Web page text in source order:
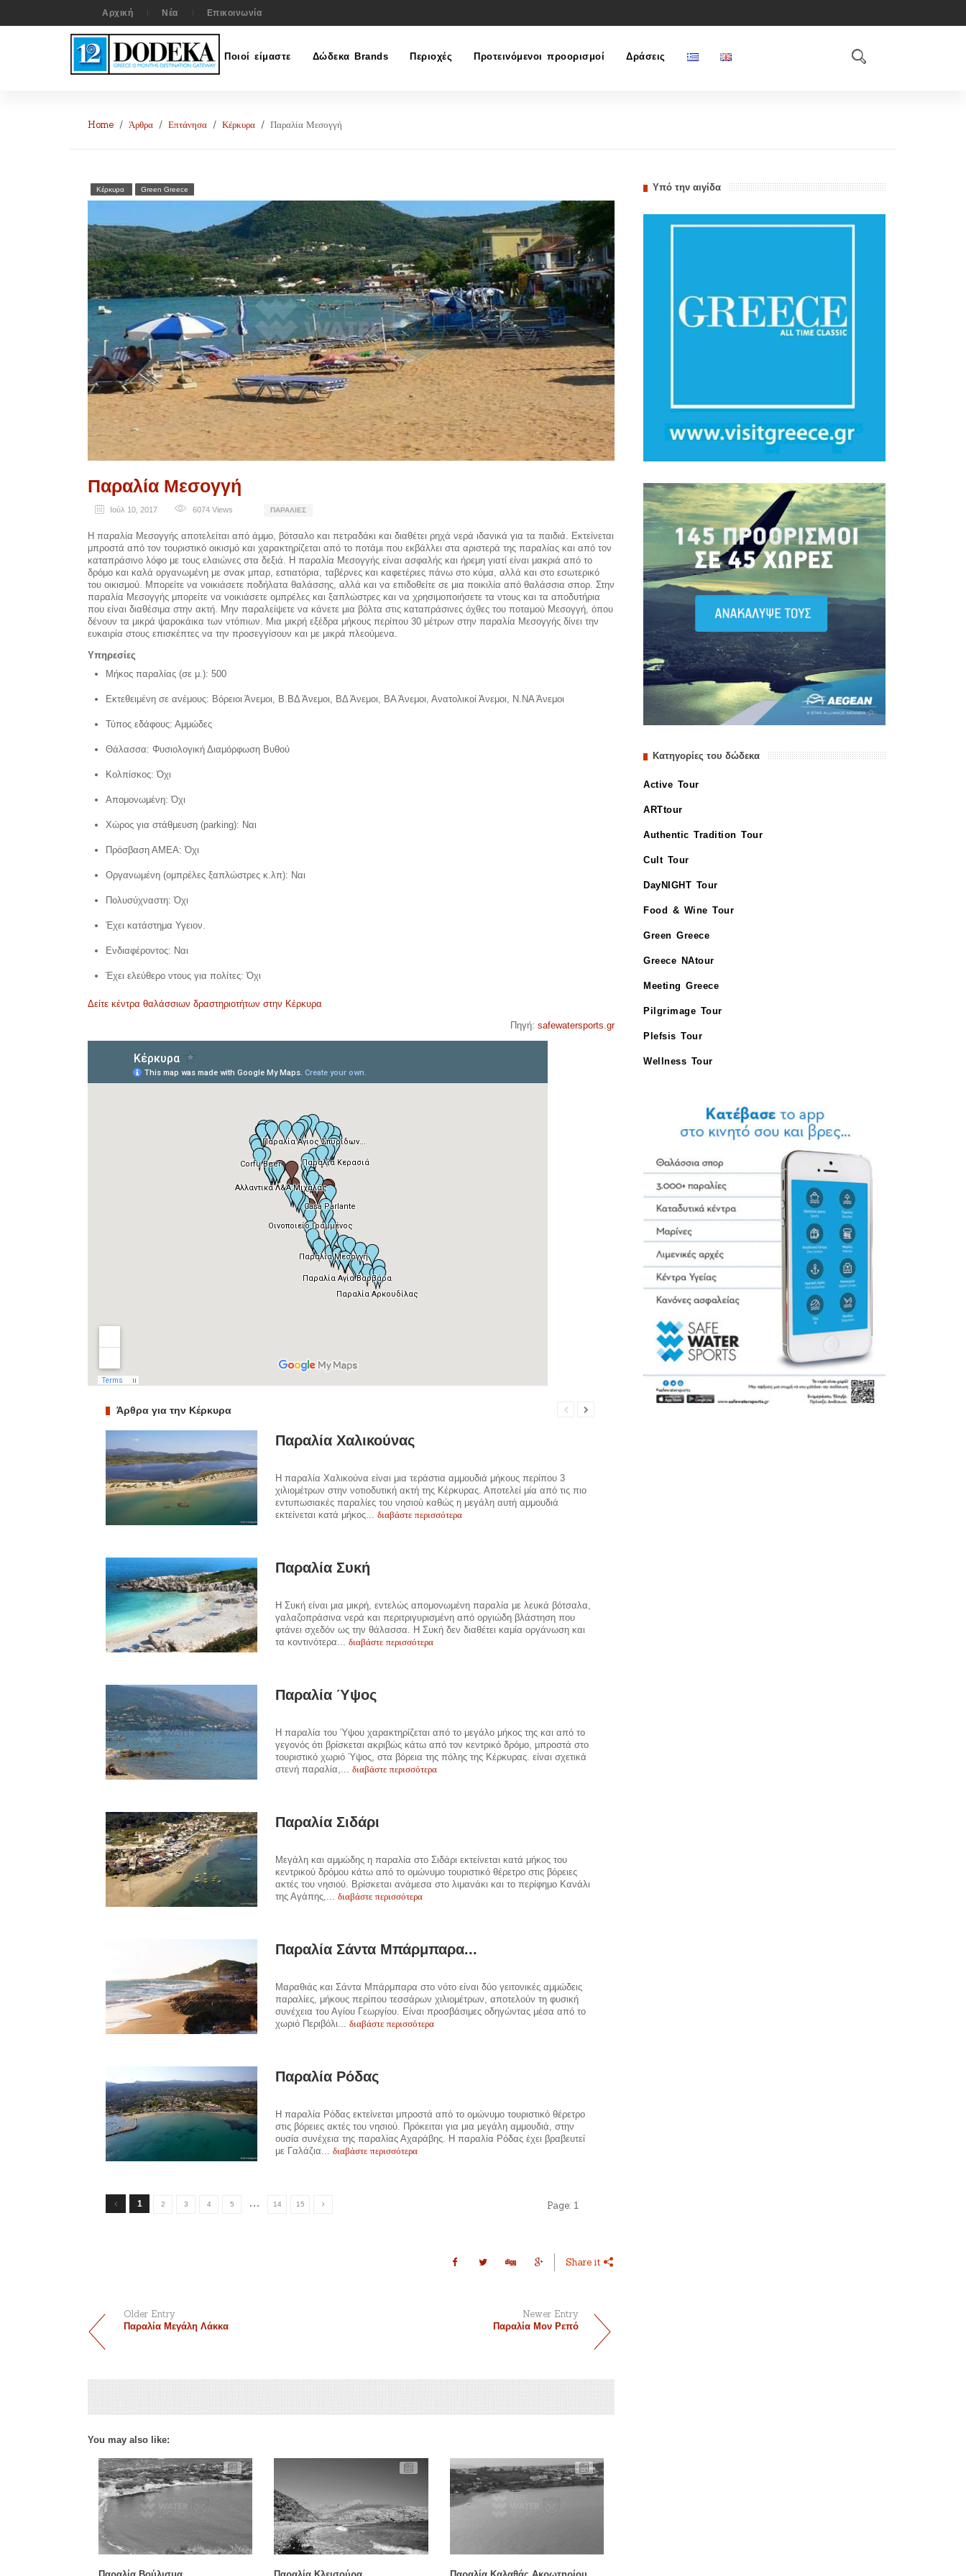
Αρχική Νέα Επικοινωνία
Ποιοί είμαστε Δώδεκα Brands Περιοχές Προτεινόμενοι προορισμοί Δράσεις
Home Άρθρα Επτάνησα Κέρκυρα Παραλία Μεσογγή
Κέρκυρα Green Greece
Παραλία Μεσογγή
Ιούλ 10, 2017 6074 Views ΠΑΡΑΛΊΕΣ
Η παραλία Μεσογγής αποτελείται από άμμο, βότσαλο και πετραδάκι και διαθέτει ρηχά νερά ιδανικά για τα παιδιά. Εκτείνεται
μπροστά από τον τουριστικό οικισμό και χαρακτηρίζεται από το ποτάμι που εκβάλλει στα αριστερά της παραλίας και από τον
καταπράσινο λόφο με τους ελαιώνες στα δεξιά. Η παραλία Μεσογγής είναι ασφαλής και ήρεμη γιατί είναι μακριά από το
δρόμο και καλά οργανωμένη με σνακ μπαρ, εστιατόρια, ταβέρνες και καφετέριες πάνω στο κύμα, αλλά και στο εσωτερικό
του οικισμού. Μπορείτε να νοικιάσετε ποδήλατα θαλάσσης, αλλά και να επιδοθείτε σε μια ποικιλία από θαλάσσια σπορ. Στην
παραλία Μεσογγής μπορείτε να νοικιάσετε ομπρέλες και ξαπλώστρες και να χρησιμοποιήσετε τα ντους και τα αποδυτήρια
που είναι διαθέσιμα στην ακτή. Μην παραλείψετε να κάνετε μια βόλτα στις καταπράσινες όχθες του ποταμού Μεσογγή, όπου
δένουν τα μικρά ψαροκάικα των ντόπιων. Μια μικρή εξέδρα μήκους περίπου 30 μέτρων στην παραλία Μεσογγής δίνει την
ευκαιρία στους επισκέπτες να την προσεγγίσουν και με μικρά πλεούμενα.
Υπηρεσίες
Μήκος παραλίας (σε μ.): 500
Εκτεθειμένη σε ανέμους: Βόρειοι Άνεμοι, Β.ΒΔ Άνεμοι, ΒΔ Άνεμοι, ΒΑ Άνεμοι, Ανατολικοί Άνεμοι, Ν.ΝΑ Άνεμοι
Τύπος εδάφους: Αμμώδες
Θάλασσα: Φυσιολογική Διαμόρφωση Bυθού
Κολπίσκος: Όχι
Απομονωμένη: Όχι
Χώρος για στάθμευση (parking): Ναι
Πρόσβαση ΑΜΕΑ: Όχι
Οργανωμένη (ομπρέλες ξαπλώστρες κ.λπ): Ναι
Πολυσύχναστη: Όχι
Έχει κατάστημα Υγειον.
Ενδιαφέροντος: Ναι
Έχει ελεύθερο ντους για πολίτες: Όχι
Δείτε κέντρα θαλάσσιων δραστηριοτήτων στην Κέρκυρα
Πηγή:safewatersports.gr
Άρθρα για την Κέρκυρα
Παραλία Χαλικούνας
Η παραλία Χαλικούνα είναι μια τεράστια αμμουδιά μήκους περίπου 3
χιλιομέτρων στην νοτιοδυτική ακτή της Κέρκυρας. Αποτελεί μία από τις πιο
εντυπωσιακές παραλίες του νησιού καθώς η μεγάλη αυτή αμμουδιά
εκτείνεται κατά μήκος...διαβάστε περισσότερα
Παραλία Συκή
Η Συκή είναι μια μικρή, εντελώς απομονωμένη παραλία με λευκά βότσαλα,
γαλαζοπράσινα νερά και περιτριγυρισμένη από οργιώδη βλάστηση που
φτάνει σχεδόν ως την θάλασσα. Η Συκή δεν διαθέτει καμία οργάνωση και
τα κοντινότερα...διαβάστε περισσότερα
Παραλία Ύψος
Η παραλία του Ύψου χαρακτηρίζεται από το μεγάλο μήκος της και από το
γεγονός ότι βρίσκεται ακριβώς κάτω από τον κεντρικό δρόμο, μπροστά στο
τουριστικό χωριό Ύψος, στα βόρεια της πόλης της Κέρκυρας. είναι σχετικά
στενή παραλία,...διαβάστε περισσότερα
Παραλία Σιδάρι
Μεγάλη και αμμώδης η παραλία στο Σιδάρι εκτείνεται κατά μήκος του
κεντρικού δρόμου κάτω από το ομώνυμο τουριστικό θέρετρο στις βόρειες
ακτές του νησιού. Βρίσκεται ανάμεσα στο λιμανάκι και το περίφημο Κανάλι
της Αγάπης,...διαβάστε περισσότερα
Παραλία Σάντα Μπάρμπαρα...
Μαραθιάς και Σάντα Μπάρμπαρα στο νότο είναι δύο γειτονικές αμμώδεις
παραλίες, μήκους περίπου τεσσάρων χιλιομέτρων, αποτελούν τη φυσική
συνέχεια του Αγίου Γεωργίου. Είναι προσβάσιμες οδηγώντας μέσα από το
χωριό Περιβόλι...διαβάστε περισσότερα
Παραλία Ρόδας
Η παραλία Ρόδας εκτείνεται μπροστά από το ομώνυμο τουριστικό θέρετρο
στις βόρειες ακτές του νησιού. Πρόκειται για μια μεγάλη αμμουδιά, στην
ουσία συνέχεια της παραλίας Αχαράβης. Η παραλία Ρόδας έχει βραβευτεί
με Γαλάζια...διαβάστε περισσότερα
1 2 3 4 5 … 14 15 Page: 1
Share it
Older Entry
Παραλία Μεγάλη Λάκκα
Newer Entry
Παραλία Μον Ρεπό
You may also like:
Υπό την αιγίδα
Κατηγορίες του δώδεκα
Active Tour
ARTtour
Authentic Tradition Tour
Cult Tour
DayNIGHT Tour
Food & Wine Tour
Green Greece
Greece NAtour
Meeting Greece
Pilgrimage Tour
Plefsis Tour
Wellness Tour